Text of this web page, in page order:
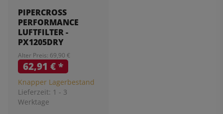
PIPERCROSS
PERFORMANCE
LUFTFILTER -
PX1205DRY
Alter Preis: 69,90 €
62,91 €*
Knapper Lagerbestand
Lieferzeit: 1 - 3
Werktage